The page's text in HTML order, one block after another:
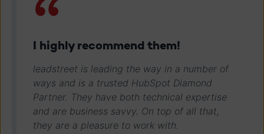
I highly recommend them!
leadstreet is leading the way in a number of
ways and is a trusted HubSpot Diamond
Partner. They have both technical expertise
and are business savvy. On top of all that,
they are a pleasure to work with.